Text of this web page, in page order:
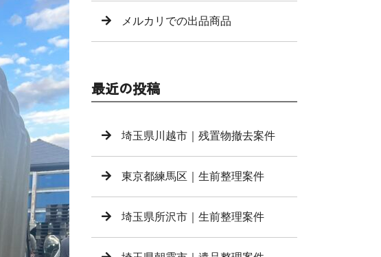
メルカリでの出品商品
最近の投稿
埼玉県川越市｜残置物撤去案件
東京都練馬区｜生前整理案件
埼玉県所沢市｜生前整理案件